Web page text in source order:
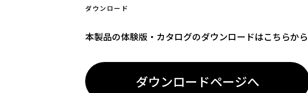
ダウンロード
本製品の体験版・カタログのダウンロードはこちらから
ダウンロードページへ